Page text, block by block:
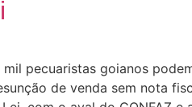
mil pecuaristas goianos
de venda sem nota